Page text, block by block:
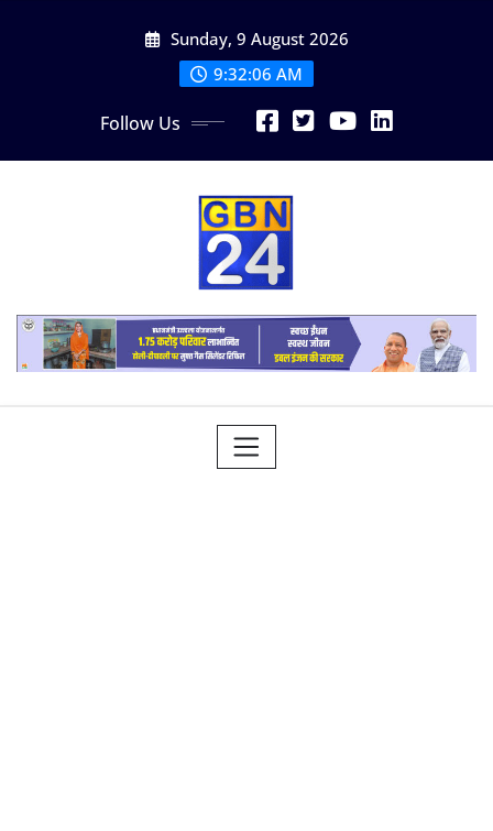
Sunday, 9 August 2026
9:32:06 AM
Follow Us